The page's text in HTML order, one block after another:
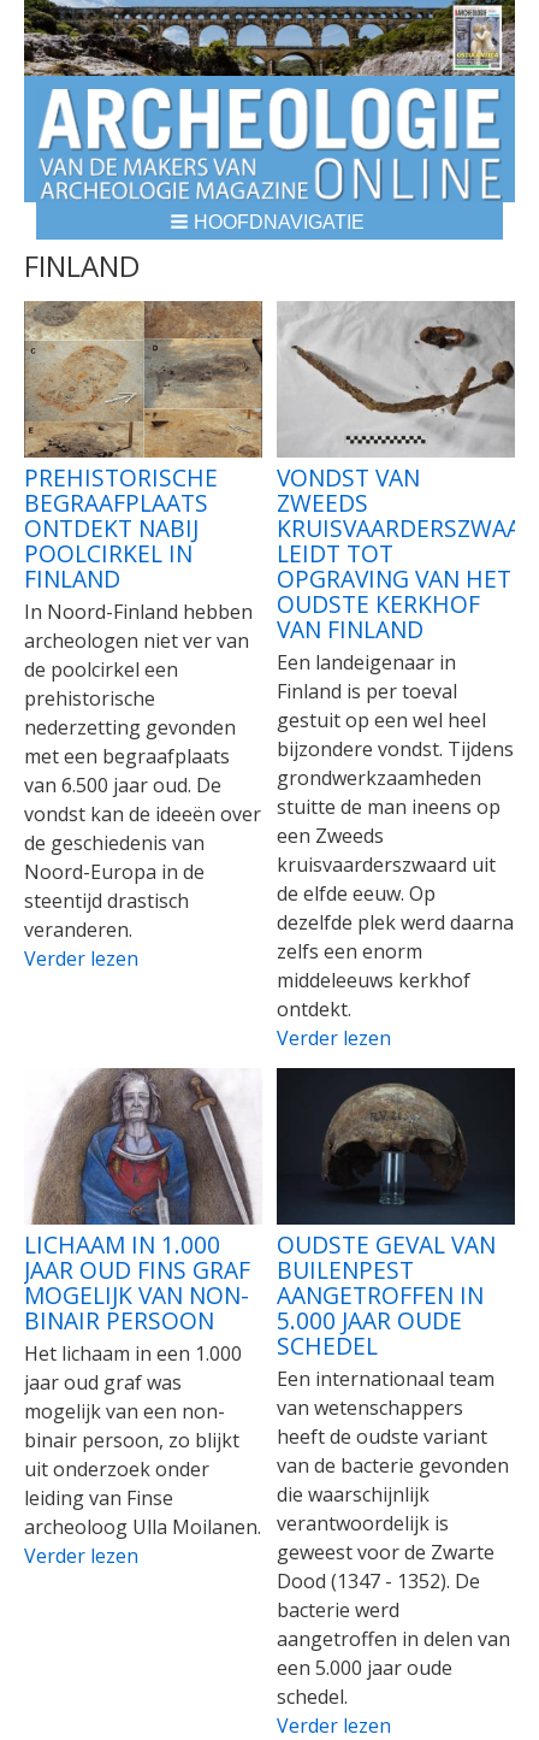
HOOFDNAVIGATIE
BREADCRUMBS
FINLAND
PREHISTORISCHE
BEGRAAFPLAATS
ONTDEKT NABIJ
POOLCIRKEL IN
FINLAND
In Noord-Finland hebben
archeologen niet ver van
de poolcirkel een
prehistorische
nederzetting gevonden
met een begraafplaats
van 6.500 jaar oud. De
vondst kan de ideeën over
de geschiedenis van
Noord-Europa in de
steentijd drastisch
veranderen.
Verder lezen
VONDST VAN
ZWEEDS
LEIDT TOT
OPGRAVING VAN HET
OUDSTE KERKHOF
VAN FINLAND
Een landeigenaar in
Finland is per toeval
gestuit op een wel heel
bijzondere vondst. Tijdens
grondwerkzaamheden
stuitte de man ineens op
een Zweeds
kruisvaarderszwaard uit
de elfde eeuw. Op
dezelfde plek werd daarna
zelfs een enorm
middeleeuws kerkhof
ontdekt.
Verder lezen
LICHAAM IN 1.000
JAAR OUD FINS GRAF
MOGELIJK VAN NON-
BINAIR PERSOON
Het lichaam in een 1.000
jaar oud graf was
mogelijk van een non-
binair persoon, zo blijkt
uit onderzoek onder
leiding van Finse
archeoloog Ulla Moilanen.
Verder lezen
OUDSTE GEVAL VAN
BUILENPEST
AANGETROFFEN IN
5.000 JAAR OUDE
SCHEDEL
Een internationaal team
van wetenschappers
heeft de oudste variant
van de bacterie gevonden
die waarschijnlijk
verantwoordelijk is
geweest voor de Zwarte
Dood (1347 - 1352). De
bacterie werd
aangetroffen in delen van
een 5.000 jaar oude
schedel.
Verder lezen